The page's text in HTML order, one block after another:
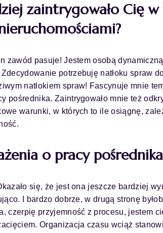
zaintrygowało Cię
zawód pasuje! Jestem osobą
potrzebuję natłoku spraw
natłokiem spraw! Fascynuje mnie
pośrednika. Zaintrygowało mnie też
warunki, w których to ile osiągnę,
o pracy
się, że jest ona jeszcze bardziej
I bardzo dobrze, w drugą stronę
czerpię przyjemność z procesu, jestem
Organizacja czasu wciąż